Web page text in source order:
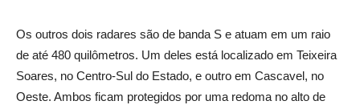
Os outros dois radares são de banda S e atuam em um raio
de até 480 quilômetros. Um deles está localizado em Teixeira
Soares, no Centro-Sul do Estado, e outro em Cascavel, no
Oeste. Ambos ficam protegidos por uma redoma no alto de